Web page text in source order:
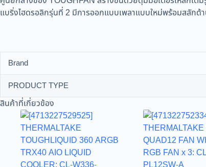
แบริ่งไฮดรอลิกรุ่นที่ 2 มีการออกแบบเพลาแบบใหม่พร้อมสลักด้
Brand
PRODUCT TYPE
สินค้าที่เกี่ยวข้อง